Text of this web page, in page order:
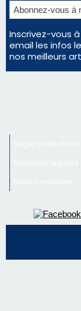
Régie publicitaire
Mentions légales
Nous contacter